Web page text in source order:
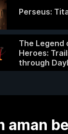
Perseus:
The Legend
Heroes:
through